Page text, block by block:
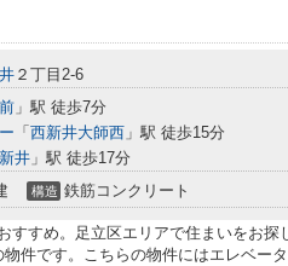
２丁目2-6
」駅 徒歩7分
「 西新井大師西 」駅 徒歩15分
井 」駅 徒歩17分
構造 鉄筋コンクリート
すすめ。足立区エリアで住まいをお探
件です。こちらの物件にはエレベー